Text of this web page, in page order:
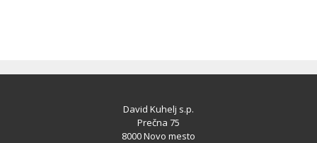
David Kuhelj s.p.
Prečna 75
8000 Novo mesto